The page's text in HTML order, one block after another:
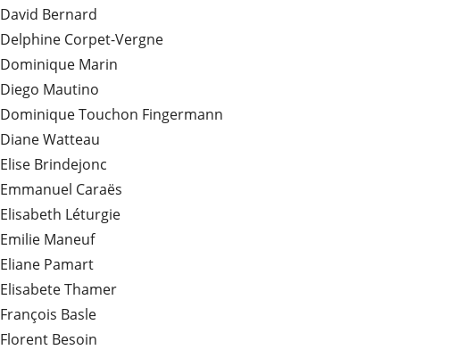
David Bernard
Delphine Corpet-Vergne
Dominique Marin
Diego Mautino
Dominique Touchon Fingermann
Diane Watteau
Elise Brindejonc
Emmanuel Caraës
Elisabeth Léturgie
Emilie Maneuf
Eliane Pamart
Elisabete Thamer
François Basle
Florent Besoin